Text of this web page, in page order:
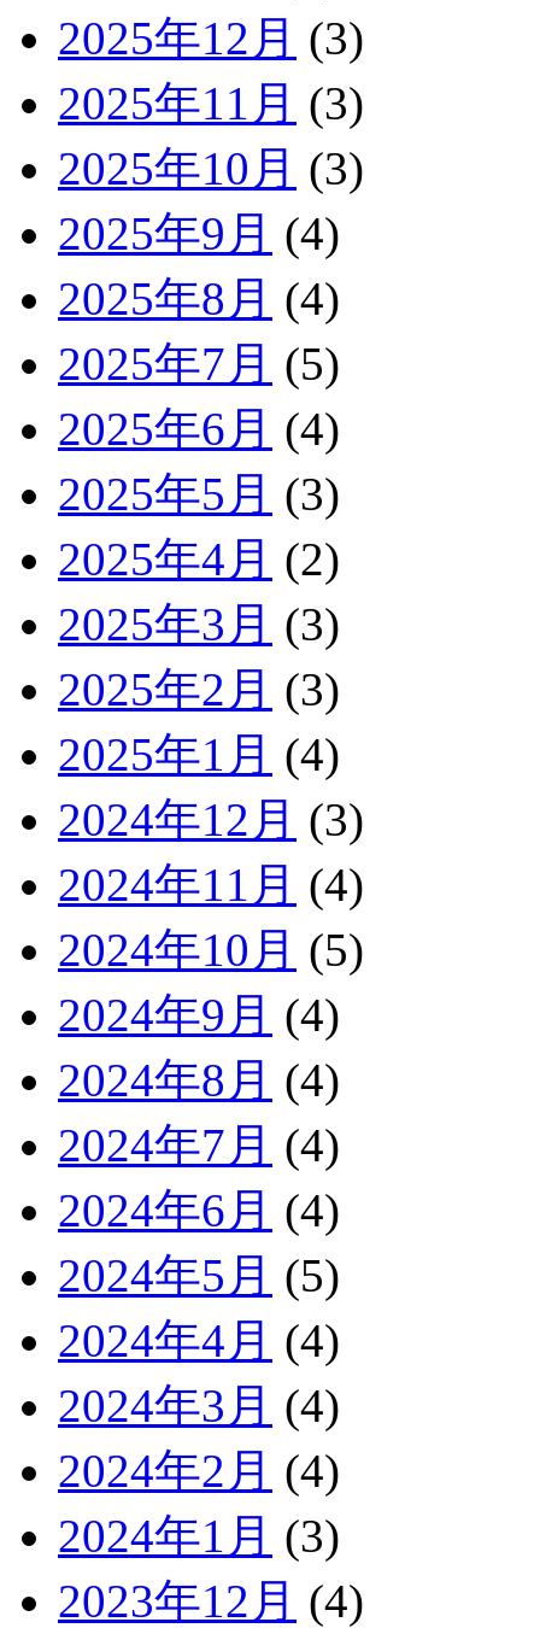
2025年12月 (3)
2025年11月 (3)
2025年10月 (3)
2025年9月 (4)
2025年8月 (4)
2025年7月 (5)
2025年6月 (4)
2025年5月 (3)
2025年4月 (2)
2025年3月 (3)
2025年2月 (3)
2025年1月 (4)
2024年12月 (3)
2024年11月 (4)
2024年10月 (5)
2024年9月 (4)
2024年8月 (4)
2024年7月 (4)
2024年6月 (4)
2024年5月 (5)
2024年4月 (4)
2024年3月 (4)
2024年2月 (4)
2024年1月 (3)
2023年12月 (4)